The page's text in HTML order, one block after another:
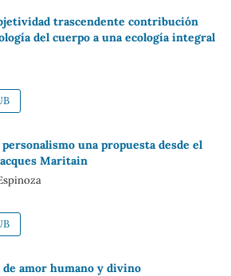
trascendente contribución
del cuerpo a una ecología integral
una propuesta desde el
Maritain
amor humano y divino